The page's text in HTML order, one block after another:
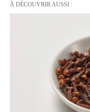
À DÉCOUVRIR AUSSI :